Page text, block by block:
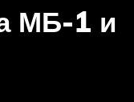
МБ-1 и